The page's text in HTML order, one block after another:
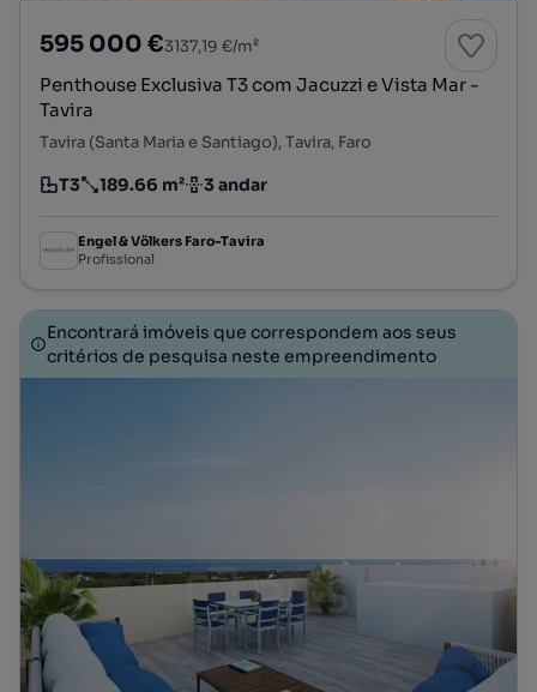
595 000 €3137,19 €/m²
Penthouse Exclusiva T3 com Jacuzzi e Vista Mar -
Tavira
Tavira (Santa Maria e Santiago), Tavira, Faro
Tipologia
T3
Preço por metro quadrado
189.66 m²
Andar 3 andar
Engel & Völkers Faro-Tavira
Profissional
Encontrará imóveis que correspondem aos seus
critérios de pesquisa neste empreendimento